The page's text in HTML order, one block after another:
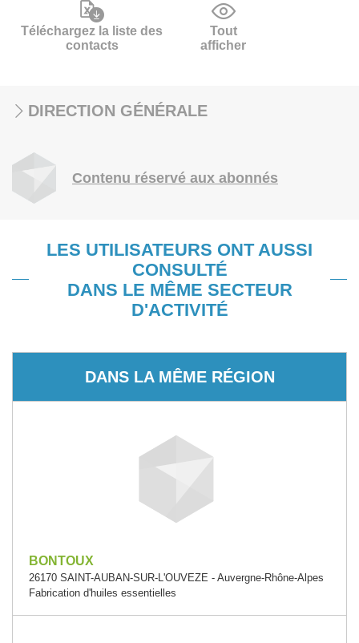
Téléchargez la liste des
contacts
Tout
afficher
DIRECTION GÉNÉRALE
Contenu réservé aux abonnés
LES UTILISATEURS ONT AUSSI
CONSULTÉ
DANS LE MÊME SECTEUR
D'ACTIVITÉ
DANS LA MÊME RÉGION
BONTOUX
26170 SAINT-AUBAN-SUR-L'OUVEZE - Auvergne-Rhône-Alpes
Fabrication d'huiles essentielles